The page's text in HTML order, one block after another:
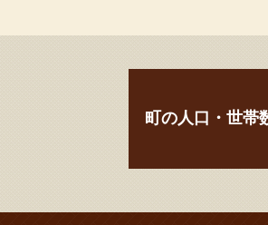
町の人口・世帯